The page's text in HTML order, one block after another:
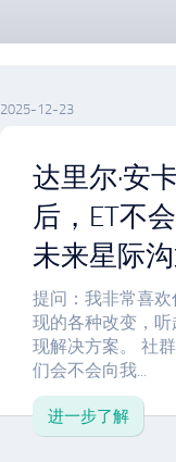
2025-12-23
达里尔·安
后，ET不
未来星际
提问：我非常喜
现的各种改变，
现解决方案。 社
们会不会向我...
进一步了解